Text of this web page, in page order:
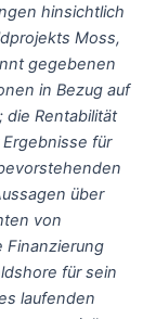
hinsichtlich
Moss,
gegebenen
in Bezug auf
die Rentabilität
für
über
von
Finanzierung
für sein
laufenden